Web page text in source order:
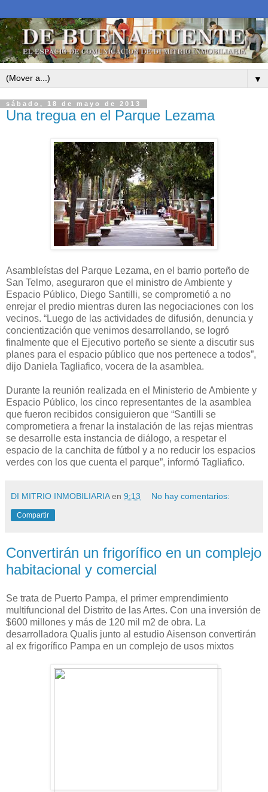
▼
sábado, 18 de mayo de 2013
Una tregua en el Parque Lezama
Asambleístas del Parque Lezama, en el barrio porteño de
San Telmo, aseguraron que el ministro de Ambiente y
Espacio Público, Diego Santilli, se comprometió a no
enrejar el predio mientras duren las negociaciones con los
vecinos. “Luego de las actividades de difusión, denuncia y
concientización que venimos desarrollando, se logró
finalmente que el Ejecutivo porteño se siente a discutir sus
planes para el espacio público que nos pertenece a todos”,
dijo Daniela Tagliafico, vocera de la asamblea.
Durante la reunión realizada en el Ministerio de Ambiente y
Espacio Público, los cinco representantes de la asamblea
que fueron recibidos consiguieron que “Santilli se
comprometiera a frenar la instalación de las rejas mientras
se desarrolle esta instancia de diálogo, a respetar el
espacio de la canchita de fútbol y a no reducir los espacios
verdes con los que cuenta el parque”, informó Tagliafico.
DI MITRIO INMOBILIARIA en 9:13 No hay comentarios:
Compartir
Convertirán un frigorífico en un complejo
habitacional y comercial
Se trata de Puerto Pampa, el primer emprendimiento
multifuncional del Distrito de las Artes. Con una inversión de
$600 millones y más de 120 mil m2 de obra. La
desarrolladora Qualis junto al estudio Aisenson convertirán
al ex frigorífico Pampa en un complejo de usos mixtos